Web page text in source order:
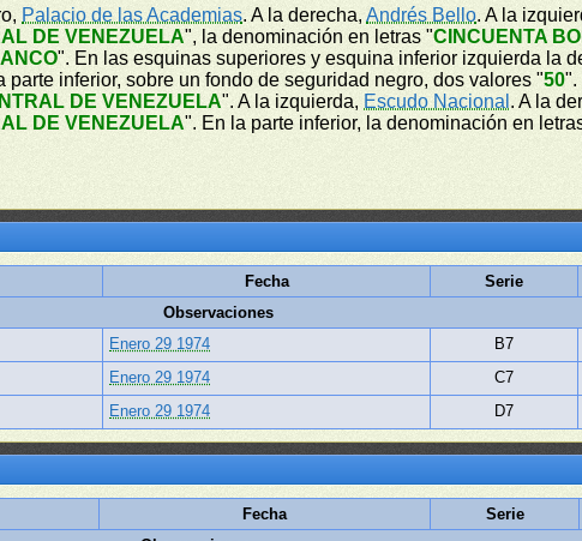
Palacio de las Academias. A la derecha,Andrés Bello. A la
DE VENEZUELA", la denominación en letras "CINCUENTA
". En las esquinas superiores y esquina inferior izquierda la
parte inferior, sobre un fondo de seguridad negro, dos valores "50".
DE VENEZUELA". A la izquierda, Escudo Nacional . A la
DE VENEZUELA". En la parte inferior, la denominación en
Fecha Serie
Observaciones
Enero 29 1974 B7
Enero 29 1974 C7
Enero 29 1974 D7
Fecha Serie